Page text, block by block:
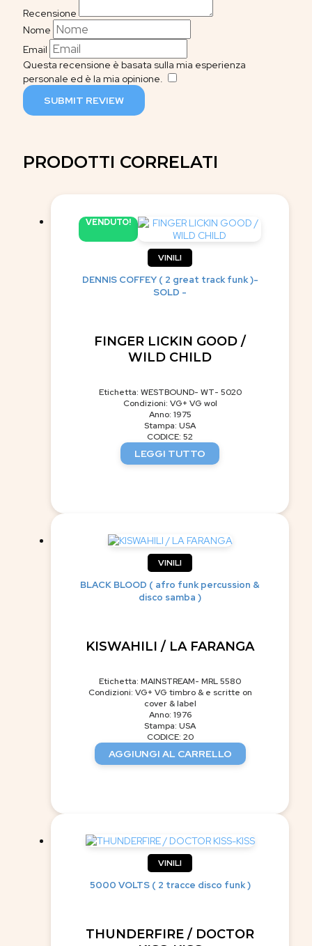
Recensione
Nome
Email
Questa recensione è basata sulla mia esperienza
personale ed è la mia opinione.
SUBMIT REVIEW
PRODOTTI CORRELATI
VENDUTO!
VINILI
DENNIS COFFEY ( 2 great track funk )-
SOLD -
FINGER LICKIN GOOD /
WILD CHILD
Etichetta: WESTBOUND- WT- 5020
Condizioni: VG+ VG wol
Anno: 1975
Stampa: USA
CODICE: 52
LEGGI TUTTO
VINILI
BLACK BLOOD ( afro funk percussion &
disco samba )
KISWAHILI / LA FARANGA
Etichetta: MAINSTREAM- MRL 5580
Condizioni: VG+ VG timbro & e scritte on
cover & label
Anno: 1976
Stampa: USA
CODICE: 20
AGGIUNGI AL CARRELLO
VINILI
5000 VOLTS ( 2 tracce disco funk )
THUNDERFIRE / DOCTOR